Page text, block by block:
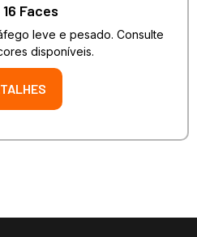
Faces
leve e pesado. Consulte
disponíveis.